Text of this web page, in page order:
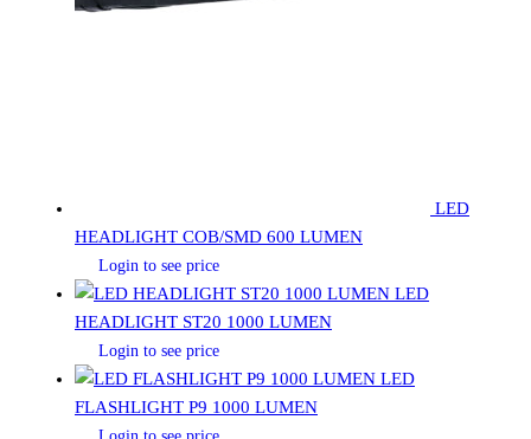
LED
HEADLIGHT COB/SMD 600 LUMEN
Login to see price
LED
HEADLIGHT ST20 1000 LUMEN
Login to see price
LED
FLASHLIGHT P9 1000 LUMEN